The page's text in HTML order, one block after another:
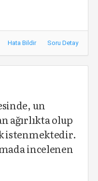
Hata Bildir Soru Detay
un
ağırlıkta olup
istenmektedir.
incelenen